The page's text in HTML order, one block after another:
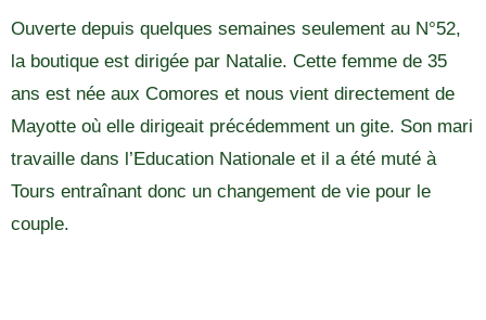
Ouverte depuis quelques semaines seulement au N°52,
la boutique est dirigée par Natalie. Cette femme de 35
ans est née aux Comores et nous vient directement de
Mayotte où elle dirigeait précédemment un gite. Son mari
travaille dans l’Education Nationale et il a été muté à
Tours entraînant donc un changement de vie pour le
couple.